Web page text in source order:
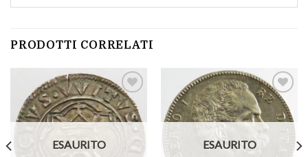
PRODOTTI CORRELATI
ESAURITO
Aggiungi
a lista
ESAURITO